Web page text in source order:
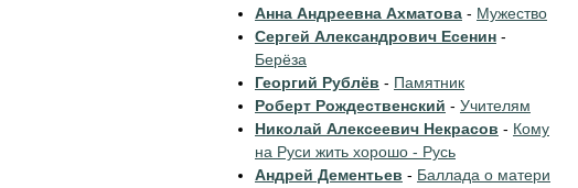
Анна Андреевна Ахматова - Мужество
Сергей Александрович Есенин -
Берёза
Георгий Рублёв - Памятник
Роберт Рождественский - Учителям
Николай Алексеевич Некрасов - Кому
на Руси жить хорошо - Русь
Андрей Дементьев - Баллада о матери